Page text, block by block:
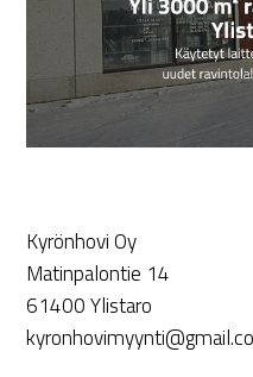
Kyrönhovi Oy
Matinpalontie 14
61400 Ylistaro